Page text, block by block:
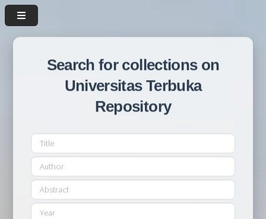
Search for collections on
Universitas Terbuka
Repository